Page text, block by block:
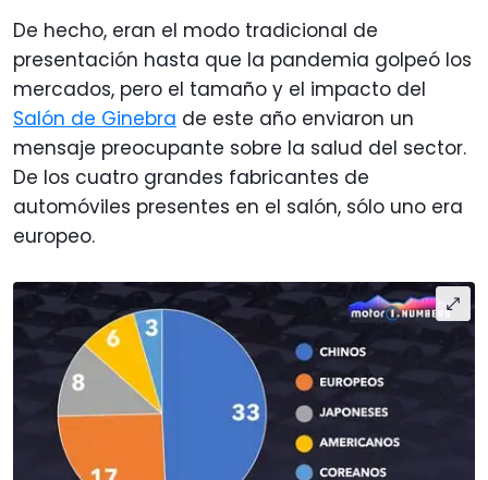
De hecho, eran el modo tradicional de
presentación hasta que la pandemia golpeó los
mercados, pero el tamaño y el impacto del
Salón de Ginebra de este año enviaron un
mensaje preocupante sobre la salud del sector.
De los cuatro grandes fabricantes de
automóviles presentes en el salón, sólo uno era
europeo.